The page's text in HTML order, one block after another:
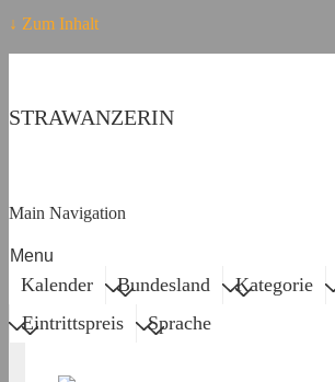
↓ Zum Inhalt
STRAWANZERIN
Main Navigation
Menu
Kalender Bundesland Kategorie
Eintrittspreis
Sprache